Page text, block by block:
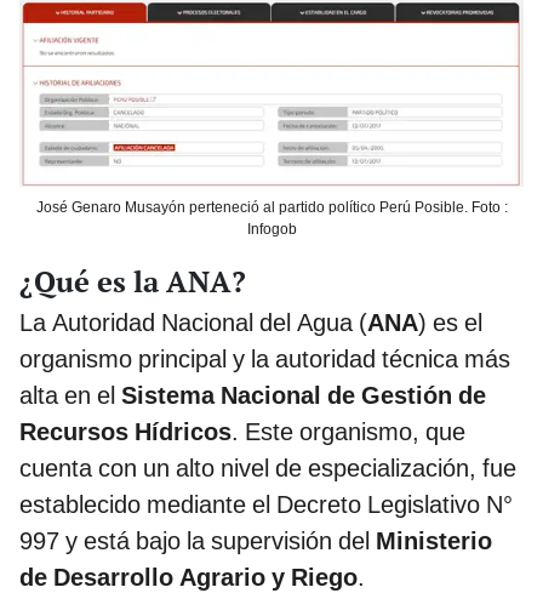
José Genaro Musayón perteneció al partido político Perú Posible. Foto :
Infogob
¿Qué es la ANA?
La Autoridad Nacional del Agua (ANA) es el
organismo principal y la autoridad técnica más
alta en el Sistema Nacional de Gestión de
Recursos Hídricos. Este organismo, que
cuenta con un alto nivel de especialización, fue
establecido mediante el Decreto Legislativo N°
997 y está bajo la supervisión del Ministerio
de Desarrollo Agrario y Riego.